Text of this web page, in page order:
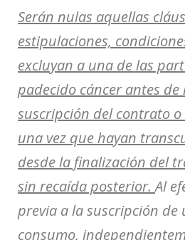
Serán nulas aquellas
estipulaciones,
excluyan a una de las
padecido cáncer antes de
suscripción del contrato
una vez que hayan
desde la finalización del
sin recaída posterior.Al
previa a la suscripción
consumo,